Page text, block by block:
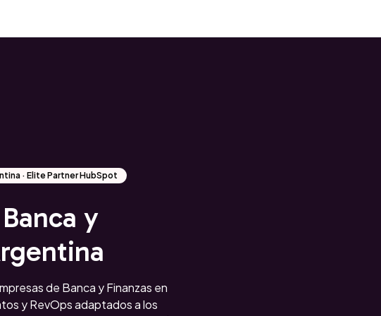
· Elite Partner HubSpot
y
de Banca y Finanzas en
y RevOps adaptados a los